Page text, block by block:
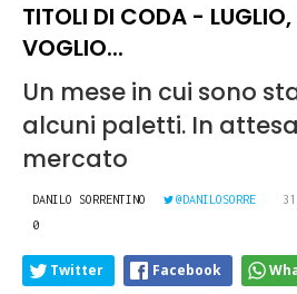
TITOLI DI CODA - LUGLIO,
VOGLIO...
Un mese in cui sono
alcuni paletti. In
mercato
DANILO SORRENTINO @DANILOSORRE
0
Twitter Facebook